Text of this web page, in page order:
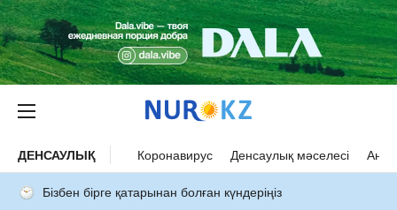
ДЕНСАУЛЫҚ Коронавирус Денсаулық мәселесі Ана
Бізбен бірге қатарынан болған күндеріңіз